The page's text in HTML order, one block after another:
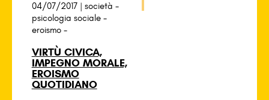
04/07/2017 | società -
psicologia sociale-
eroismo-
VIRTÙ CIVICA,
IMPEGNO MORALE,
EROISMO
QUOTIDIANO